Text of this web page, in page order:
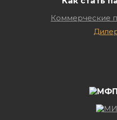
Коммерческие